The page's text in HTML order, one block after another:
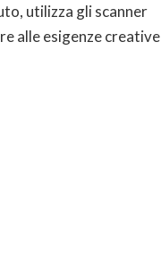
utilizza gli scanner
alle esigenze creative